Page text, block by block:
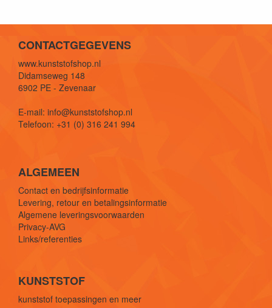
CONTACTGEGEVENS
www.kunststofshop.nl
Didamseweg 148
6902 PE - Zevenaar
E-mail: info@kunststofshop.nl
Telefoon: +31 (0) 316 241 994
ALGEMEEN
Contact en bedrijfsinformatie
Levering, retour en betalingsinformatie
Algemene leveringsvoorwaarden
Privacy-AVG
Links/referenties
KUNSTSTOF
kunststof toepassingen en meer